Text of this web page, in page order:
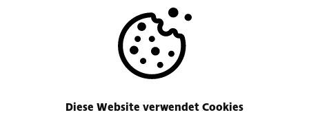
Diese Website verwendet Cookies